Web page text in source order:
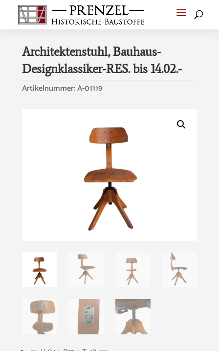
Architektenstuhl, Bauhaus-
Designklassiker-RES. bis 14.02.-
Artikelnummer:A-01119